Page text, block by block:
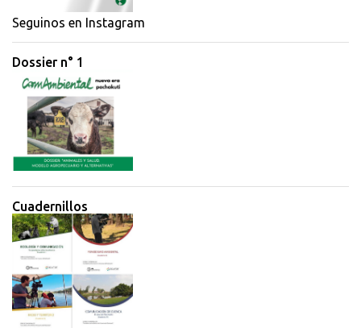
i
o
s
Seguinos en Instagram
Dossier n° 1
Cuadernillos